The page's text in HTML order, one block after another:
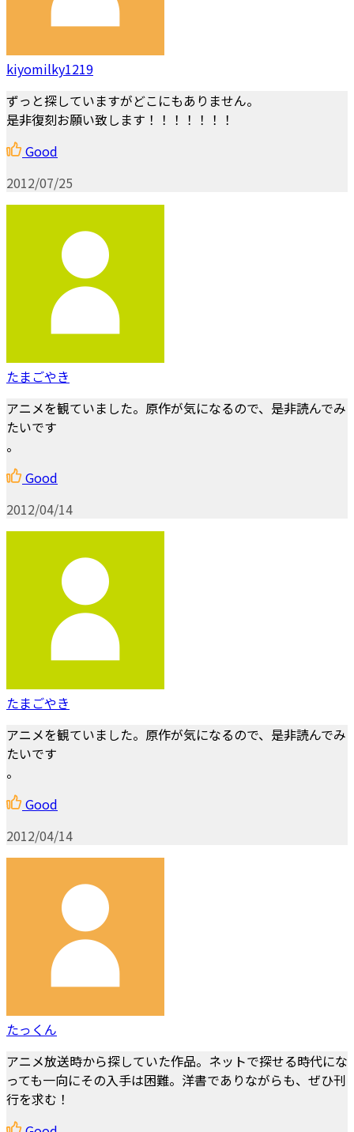
kiyomilky1219
ずっと探していますがどこにもありません。
是非復刻お願い致します！！！！！！！
Good
2012/07/25
たまごやき
アニメを観ていました。原作が気になるので、是非読んでみ
たいです
。
Good
2012/04/14
たまごやき
アニメを観ていました。原作が気になるので、是非読んでみ
たいです
。
Good
2012/04/14
たっくん
アニメ放送時から探していた作品。ネットで探せる時代にな
っても一向にその入手は困難。洋書でありながらも、ぜひ刊
行を求む！